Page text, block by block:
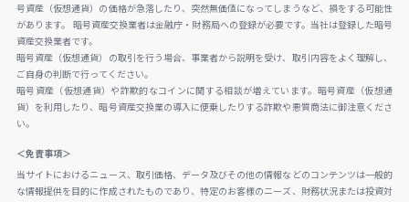
号資産（仮想通貨）の価格が急落したり、突然無価値になってしまうなど、損をする可能性
があります。 暗号資産交換業者は金融庁・財務局への登録が必要です。当社は登録した暗号
資産交換業者です。
暗号資産（仮想通貨）の取引を行う場合、事業者から説明を受け、取引内容をよく理解し、
ご自身の判断で行ってください。
暗号資産（仮想通貨）や詐欺的なコインに関する相談が増えています。暗号資産（仮想通
貨）を利用したり、暗号資産交換業の導入に便乗したりする詐欺や悪質商法に御注意くださ
い。
＜免責事項＞
当サイトにおけるニュース、取引価格、データ及びその他の情報などのコンテンツは一般的
な情報提供を目的に作成されたものであり、特定のお客様のニーズ、財務状況または投資対